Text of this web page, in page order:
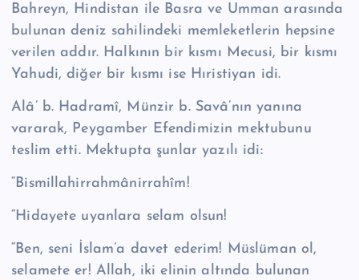
Bahreyn, Hindistan ile Basra ve Umman arasında
bulunan deniz sahilindeki memleketlerin hepsine
verilen addır. Halkının bir kısmı Mecusi, bir kısmı
Ya­hudi, diğer bir kısmı ise Hıristiyan idi.
Alâ’ b. Hadramî, Münzir b. Savâ’nın yanına
vararak, Peygamber Efendimi­zin mektubunu
teslim etti. Mektupta şunlar yazılı idi:
“Bismillahirrahmânirrahîm!
“Hidayete uyanlara selam olsun!
“Ben, seni İslam’a davet ederim! Müslüman ol,
selamete er! Allah, iki elinin altında bulunan